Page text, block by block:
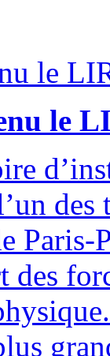
le
le
des